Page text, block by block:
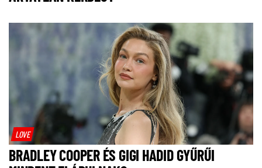
LOVE
BRADLEY COOPER ÉS GIGI HADID GYŰRŰI